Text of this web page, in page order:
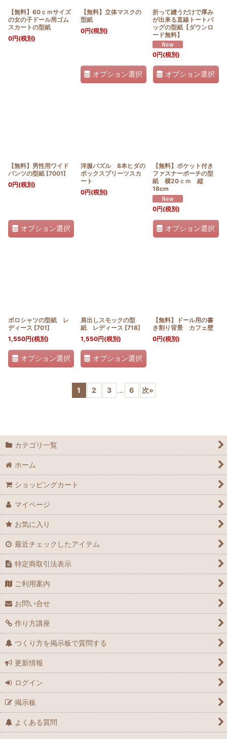
【無料】60ｃｍサイズ
の女の子ドール用ゴム
スカートの型紙
0円(税別)
【無料】立体マスクの
型紙
0円(税別)
オプション選択
折って縫うだけで厚み
が出来る直線トートバ
ッグの型紙【ダウンロ
ード無料】
0円(税別)
オプション選択
【無料】男性用ワイド
パンツの型紙 [7001]
0円(税別)
オプション選択
洋服パズル 8本ヒダの
ボックスプリーツスカ
ート
0円(税別)
【無料】ポケット付き
ファスナーポーチの型
紙 横20ｃｍ 縦
18cm
0円(税別)
オプション選択
ポロシャツの型紙 レ
ディース [701]
1,550円(税別)
オプション選択
肩出しスモックの型
紙 レディース [718]
1,550円(税別)
オプション選択
【無料】ドール用の書
き割り背景 カフェ壁
0円(税別)
1 2 3 ... 6 次»
カテゴリ一覧
ホーム
ショッピングカート
マイページ
お気に入り
最近チェックしたアイテム
特定商取引法表示
ご利用案内
お問い合せ
作り方講座
つくり方を掲示板で質問する
更新情報
ログイン
掲示板
よくある質問